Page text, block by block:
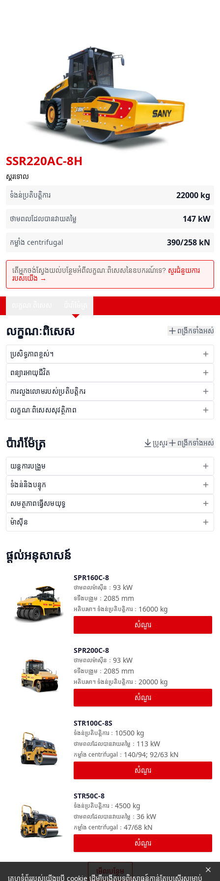
SSR220AC-8H
ស្គរទោល
ទំងន់ប្រតិបត្តិការ
22000 kg
ថាមពលដែលបានវាយតម្លៃ 147 kW
កម្លាំង centrifugal 390/258 kN
តើអ្នកចង់ស្វែងយល់បន្ថែមអំពីលក្ខណៈពិសេសនៃឧបករណ៍ទេ? សួរជំនួយការ
របស់យើង →
លក្ខណៈពិសេស ពង្រីកទាំងអស់
ប្រសិទ្ធភាពខ្ពស់។
ពន្យារអាយុជីវិត
ការលួងលោមរបស់ប្រតិបត្តិករ
លក្ខណៈពិសេសសុវត្ថិភាព
ប៉ារ៉ាម៉ែត្រ ប្រូសួរ ពង្រីកទាំងអស់
យន្តការបង្រួម
ទំងន់និងបន្ទុក
សមត្ថភាពធ្វើសមយុទ្ធ
ម៉ាស៊ីន
ផ្តល់អនុសាសន៍
SPR160C-8
93 kW
ថាមពលម៉ាស៊ីន ：
2085 mm
ទទឹងបង្រួម ：
16000 kg
អតិបរមា។ ទំងន់ប្រតិបត្តិការ ：
សំណួរ
SPR200C-8
93 kW
ថាមពលម៉ាស៊ីន ：
2085 mm
ទទឹងបង្រួម ：
20000 kg
អតិបរមា។ ទំងន់ប្រតិបត្តិការ ：
សំណួរ
STR100C-8S
10500 kg
ទំងន់ប្រតិបត្តិការ ：
113 kW
ថាមពលដែលបានវាយតម្លៃ ：
140/94; 92/63 kN
កម្លាំង centrifugal ：
សំណួរ
STR50C-8
4500 kg
ទំងន់ប្រតិបត្តិការ ：
36 kW
ថាមពលដែលបានវាយតម្លៃ ：
47/68 kN
កម្លាំង centrifugal ：
សំណួរ
មើលបន្ថែម
គេហទំព័ររបស់យើងប្រើ cookie ដើម្បីបង្កើតបទពិសោធន៍កាន់តែប្រសើរសម្រាប់